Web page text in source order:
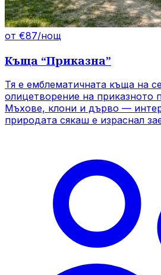
от €87/нощ
Къща “Приказна”
Тя е емблематичната къща на
олицетворение на приказното
Мъхове, клони и дърво —
природата сякаш е израснал